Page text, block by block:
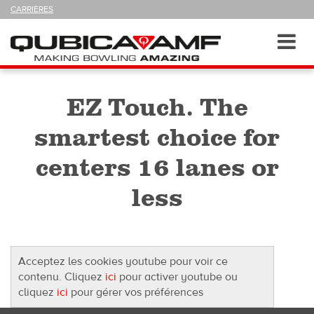
CARRIÈRES
NOUS
Navigation
EZ Touch. The
smartest choice for
centers 16 lanes or
less
Acceptez les cookies youtube pour voir ce
contenu. Cliquez ici pour activer youtube ou
cliquez ici pour gérer vos préférences